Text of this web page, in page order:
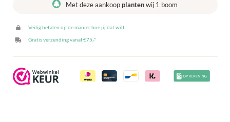
verstelbaar
cm
–
46-
71
cm
Met deze aankoopplanten wij 1 boom
Veilig betalen op de manier hoe jij dat wilt
Gratis verzending vanaf €75,-*